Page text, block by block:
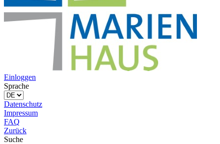
Einloggen
Sprache
Datenschutz
Impressum
FAQ
Zurück
Suche